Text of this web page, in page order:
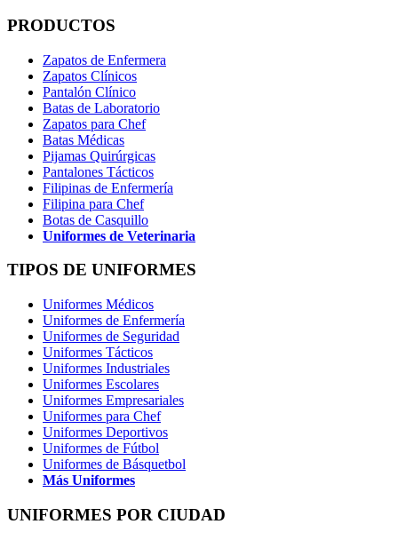
PRODUCTOS
Zapatos de Enfermera
Zapatos Clínicos
Pantalón Clínico
Batas de Laboratorio
Zapatos para Chef
Batas Médicas
Pijamas Quirúrgicas
Pantalones Tácticos
Filipinas de Enfermería
Filipina para Chef
Botas de Casquillo
Uniformes de Veterinaria
TIPOS DE UNIFORMES
Uniformes Médicos
Uniformes de Enfermería
Uniformes de Seguridad
Uniformes Tácticos
Uniformes Industriales
Uniformes Escolares
Uniformes Empresariales
Uniformes para Chef
Uniformes Deportivos
Uniformes de Fútbol
Uniformes de Básquetbol
Más Uniformes
UNIFORMES POR CIUDAD